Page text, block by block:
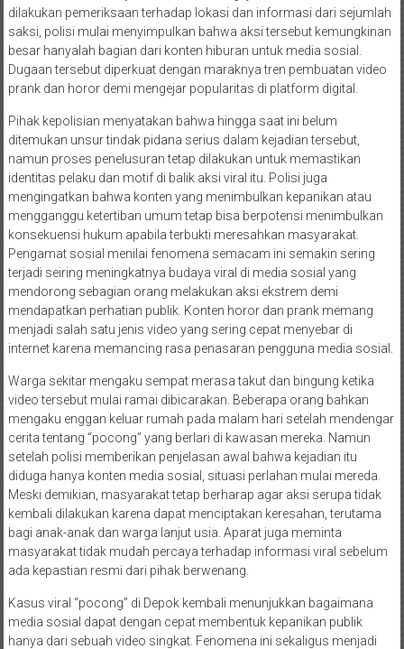
dilakukan pemeriksaan terhadap lokasi dan informasi dari sejumlah
saksi, polisi mulai menyimpulkan bahwa aksi tersebut kemungkinan
besar hanyalah bagian dari konten hiburan untuk media sosial.
Dugaan tersebut diperkuat dengan maraknya tren pembuatan video
prank dan horor demi mengejar popularitas di platform digital.
Pihak kepolisian menyatakan bahwa hingga saat ini belum
ditemukan unsur tindak pidana serius dalam kejadian tersebut,
namun proses penelusuran tetap dilakukan untuk memastikan
identitas pelaku dan motif di balik aksi viral itu. Polisi juga
mengingatkan bahwa konten yang menimbulkan kepanikan atau
mengganggu ketertiban umum tetap bisa berpotensi menimbulkan
konsekuensi hukum apabila terbukti meresahkan masyarakat.
Pengamat sosial menilai fenomena semacam ini semakin sering
terjadi seiring meningkatnya budaya viral di media sosial yang
mendorong sebagian orang melakukan aksi ekstrem demi
mendapatkan perhatian publik. Konten horor dan prank memang
menjadi salah satu jenis video yang sering cepat menyebar di
internet karena memancing rasa penasaran pengguna media sosial.
Warga sekitar mengaku sempat merasa takut dan bingung ketika
video tersebut mulai ramai dibicarakan. Beberapa orang bahkan
mengaku enggan keluar rumah pada malam hari setelah mendengar
cerita tentang “pocong” yang berlari di kawasan mereka. Namun
setelah polisi memberikan penjelasan awal bahwa kejadian itu
diduga hanya konten media sosial, situasi perlahan mulai mereda.
Meski demikian, masyarakat tetap berharap agar aksi serupa tidak
kembali dilakukan karena dapat menciptakan keresahan, terutama
bagi anak-anak dan warga lanjut usia. Aparat juga meminta
masyarakat tidak mudah percaya terhadap informasi viral sebelum
ada kepastian resmi dari pihak berwenang.
Kasus viral “pocong” di Depok kembali menunjukkan bagaimana
media sosial dapat dengan cepat membentuk kepanikan publik
hanya dari sebuah video singkat. Fenomena ini sekaligus menjadi